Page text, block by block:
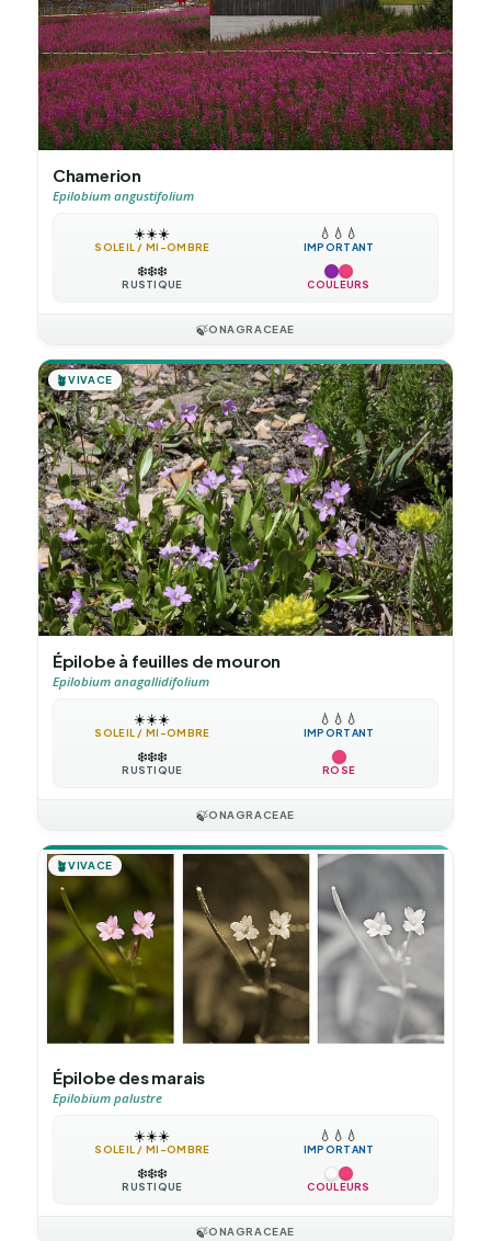
Chamerion
Epilobium angustifolium
☀️☀️☀️
SOLEIL / MI-OMBRE
💧 💧 💧
IMPORTANT
❄️❄️❄️
RUSTIQUE COULEURS
🍃ONAGRACEAE
🪴VIVACE
Épilobe à feuilles de mouron
Epilobium anagallidifolium
☀️☀️☀️
SOLEIL / MI-OMBRE
💧 💧 💧
IMPORTANT
❄️❄️❄️
RUSTIQUE ROSE
🍃ONAGRACEAE
🪴VIVACE
Épilobe des marais
Epilobium palustre
☀️☀️☀️
SOLEIL / MI-OMBRE
💧 💧 💧
IMPORTANT
❄️❄️❄️
RUSTIQUE COULEURS
🍃ONAGRACEAE